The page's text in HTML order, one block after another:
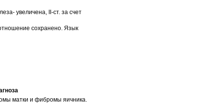
увеличена, II-ст. за счет
сохранено. Язык
матки и фибромы яичника.